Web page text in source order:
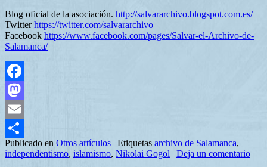
Blog oficial de la asociación. http://salvararchivo.blogspot.com.es/
Twitterhttps://twitter.com/salvararchivo
Facebook https://www.facebook.com/pages/Salvar-el-Archivo-de-
Salamanca/
Facebook
Mastodon
Email
Compartir
Publicado en Otros artículos | Etiquetas archivo de Salamanca,
independentismo, islamismo, Nikolai Gogol | Deja un comentario